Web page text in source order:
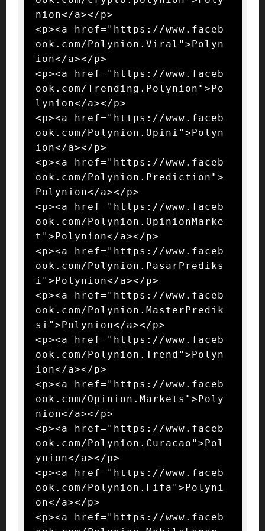
nion</a></p>
<p><a href="https://www.faceb
ook.com/Polynion.Viral">Polyn
ion</a></p>
<p><a href="https://www.faceb
ook.com/Trending.Polynion">Po
lynion</a></p>
<p><a href="https://www.faceb
ook.com/Polynion.Opini">Polyn
ion</a></p>
<p><a href="https://www.faceb
ook.com/Polynion.Prediction">
Polynion</a></p>
<p><a href="https://www.faceb
ook.com/Polynion.OpinionMarke
t">Polynion</a></p>
<p><a href="https://www.faceb
ook.com/Polynion.PasarPrediks
i">Polynion</a></p>
<p><a href="https://www.faceb
ook.com/Polynion.MasterPredik
si">Polynion</a></p>
<p><a href="https://www.faceb
ook.com/Polynion.Trend">Polyn
ion</a></p>
<p><a href="https://www.faceb
ook.com/Opinion.Markets">Poly
nion</a></p>
<p><a href="https://www.faceb
ook.com/Polynion.Curacao">Pol
ynion</a></p>
<p><a href="https://www.faceb
ook.com/Polynion.Fifa">Polyni
on</a></p>
<p><a href="https://www.faceb